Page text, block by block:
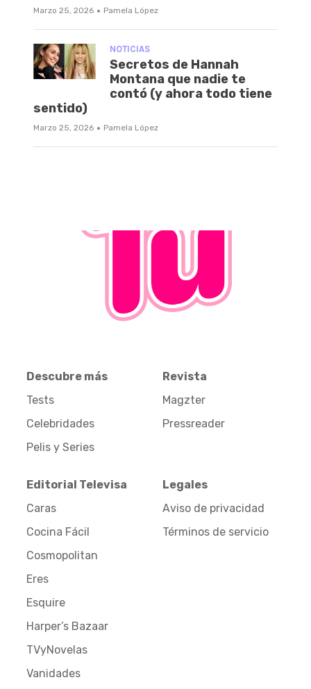
Marzo 25, 2026 · Pamela López
NOTICIAS
Secretos de Hannah
Montana que nadie te
contó (y ahora todo tiene
sentido)
Marzo 25, 2026 · Pamela López
Descubre más
Tests
Celebridades
Pelis y Series
Revista
Magzter
Pressreader
Editorial Televisa
Caras
Cocina Fácil
Cosmopolitan
Eres
Esquire
Harper’s Bazaar
TVyNovelas
Vanidades
Legales
Aviso de privacidad
Términos de servicio